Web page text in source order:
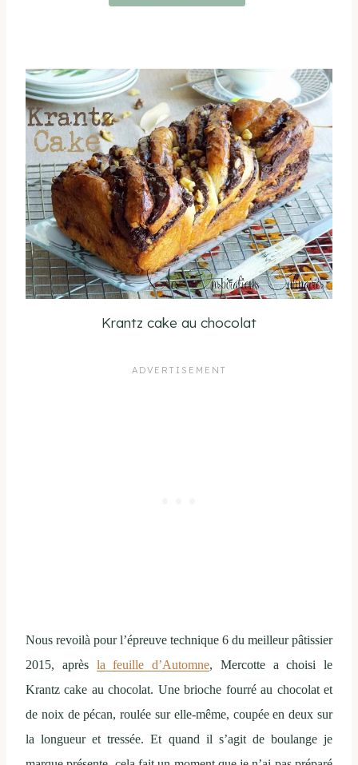
Krantz cake au chocolat
Nous revoilà pour l’épreuve technique 6 du meilleur pâtissier
2015, après la feuille d’Automne, Mercotte a choisi le
Krantz cake au chocolat. Une brioche fourré au chocolat et
de noix de pécan, roulée sur elle-même, coupée en deux sur
la longueur et tressée. Et quand il s’agit de boulange je